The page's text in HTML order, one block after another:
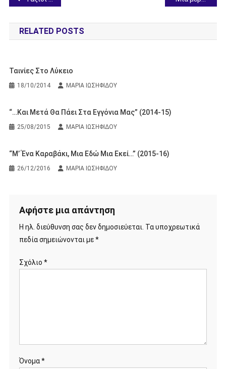
άρθρων
RELATED POSTS
Ταινίες Στο Λύκειο
18/10/2014 ΜΑΡΙΑ ΙΩΣΗΦΙΔΟΥ
“…Και Μετά Θα Πάει Στα Εγγόνια Μας” (2014-15)
25/08/2015 ΜΑΡΙΑ ΙΩΣΗΦΙΔΟΥ
“Μ’ Ένα Καραβάκι, Μια Εδώ Μια Εκεί…” (2015-16)
26/12/2016 ΜΑΡΙΑ ΙΩΣΗΦΙΔΟΥ
Αφήστε μια απάντηση
Η ηλ. διεύθυνση σας δεν δημοσιεύεται. Τα υποχρεωτικά
πεδία σημειώνονται με*
Σχόλιο *
Όνομα*